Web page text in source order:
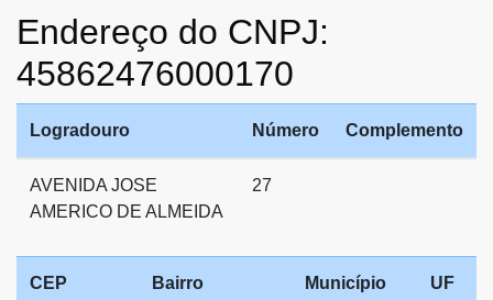
Endereço do CNPJ:
45862476000170
Logradouro Número Complemento
AVENIDA JOSE
AMERICO DE ALMEIDA
27
CEP Bairro Município UF